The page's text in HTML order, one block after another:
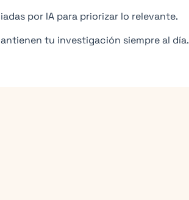
por IA para priorizar lo relevante.
tu investigación siempre al día.